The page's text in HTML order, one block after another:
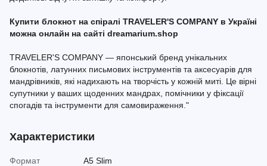
Купити блокнот на спіралі TRAVELER'S COMPANY в Україні
можна онлайн на сайті dreamarium.shop
TRAVELER'S COMPANY — японський бренд унікальних
блокнотів, латунних письмових інструментів та аксесуарів для
мандрівників, які надихають на творчість у кожній миті. Це вірні
супутники у ваших щоденних мандрах, помічники у фіксації
спогадів та інструменти для самовираження."
Характеристики
Формат
А5 Slim